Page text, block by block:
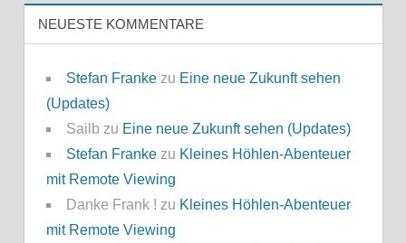
NEUESTE KOMMENTARE
Stefan Frankezu Eine neue Zukunft sehen
(Updates)
Sailb zu Eine neue Zukunft sehen (Updates)
Stefan Frankezu Kleines Höhlen-Abenteuer
mit Remote Viewing
Danke Frank ! zu Kleines Höhlen-Abenteuer
mit Remote Viewing